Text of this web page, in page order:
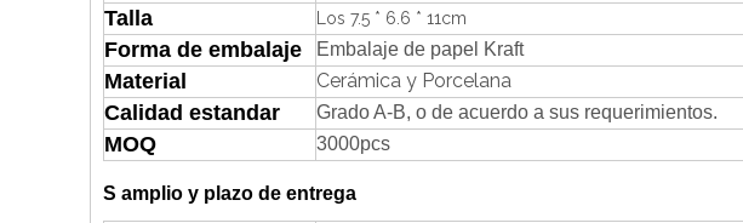
Talla Los 7.5 * 6.6 * 11cm
Forma de embalaje Embalaje de papel Kraft
Material Cerámica y Porcelana
Calidad estandar Grado A-B, o de acuerdo a sus requerimientos.
MOQ 3000pcs
S amplio y plazo de entrega